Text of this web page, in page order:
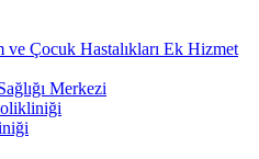
ve Çocuk Hastalıkları Ek Hizmet
Merkezi